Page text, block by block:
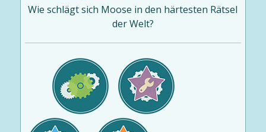
Wie schlägt sich Moose in den härtesten Rätsel
der Welt?